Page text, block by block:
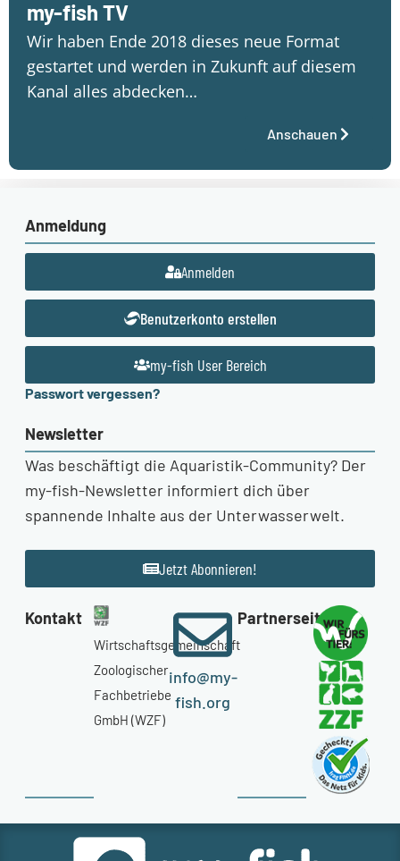
my-fish TV
Wir haben Ende 2018 dieses neue Format
gestartet und werden in Zukunft auf diesem
Kanal alles abdecken…
Anschauen
Anmeldung
Anmelden
Benutzerkonto erstellen
my-fish User Bereich
Passwort vergessen?
Newsletter
Was beschäftigt die Aquaristik-Community? Der
my-fish-Newsletter informiert dich über
spannende Inhalte aus der Unterwasserwelt.
Jetzt Abonnieren!
Kontakt
Wirtschaftsgemeinschaft
Zoologischer
Fachbetriebe
GmbH (WZF)
info@my-
fish.org
Partnerseiten